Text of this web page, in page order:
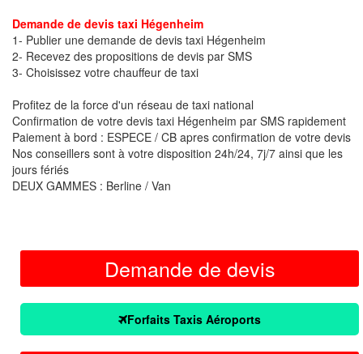
Demande de devis taxi Hégenheim
1- Publier une demande de devis taxi Hégenheim
2- Recevez des propositions de devis par SMS
3- Choisissez votre chauffeur de taxi
Profitez de la force d'un réseau de taxi national
Confirmation de votre devis taxi Hégenheim par SMS rapidement
Paiement à bord : ESPECE / CB apres confirmation de votre devis
Nos conseillers sont à votre disposition 24h/24, 7j/7 ainsi que les
jours fériés
DEUX GAMMES : Berline / Van
Demande de devis
Forfaits Taxis Aéroports